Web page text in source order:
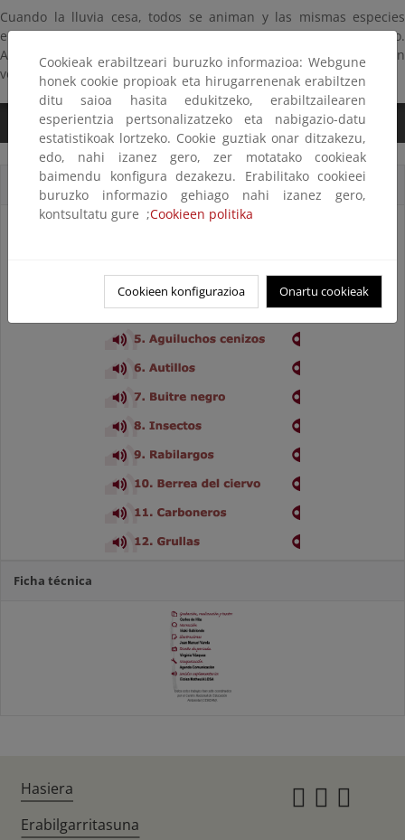
Cuando la lluvia cesa, todos se animan y las mismas especies
empiezan a cantar. Primero un carbonero, después un herrerillo.
Aunque sólo sea por el breve plazo en que el aguacero tarda en
volver.
0:00 / 2:07
Cortes sonoros
Ficha técnica
Cookieak erabiltzeari buruzko informazioa: Webgune
honek cookie propioak eta hirugarrenenak erabiltzen
ditu saioa hasita edukitzeko, erabiltzailearen
esperientzia pertsonalizatzeko eta nabigazio-datu
estatistikoak lortzeko. Cookie guztiak onar ditzakezu,
edo, nahi izanez gero, zer motatako cookieak
baimendu konfigura dezakezu. Erabilitako cookieei
buruzko informazio gehiago nahi izanez gero,
kontsultatu gure ;Cookieen politika
Cookieen konfigurazioa Onartu cookieak
Hasiera
Erabilgarritasuna